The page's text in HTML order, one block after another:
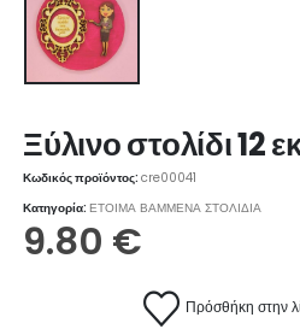
Ξύλινο στολίδι 12
Κωδικός προϊόντος:cre00041
Κατηγορία:ΕΤΟΙΜΑ ΒΑΜΜΕΝΑ ΣΤΟΛΙΔΙΑ
9.80 €
Πρόσθήκη στην